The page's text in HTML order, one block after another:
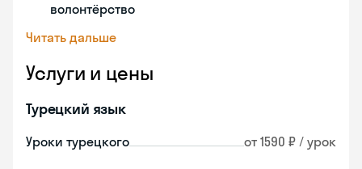
волонтёрство
Читать дальше
Услуги и цены
Турецкий язык
Уроки турецкого от 1590 ₽ / урок